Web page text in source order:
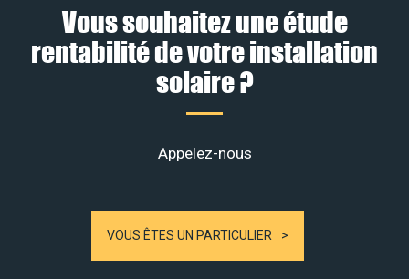
Vous souhaitez une étude
rentabilité de votre installation
solaire ?
Appelez-nous
VOUS ÊTES UN PARTICULIER